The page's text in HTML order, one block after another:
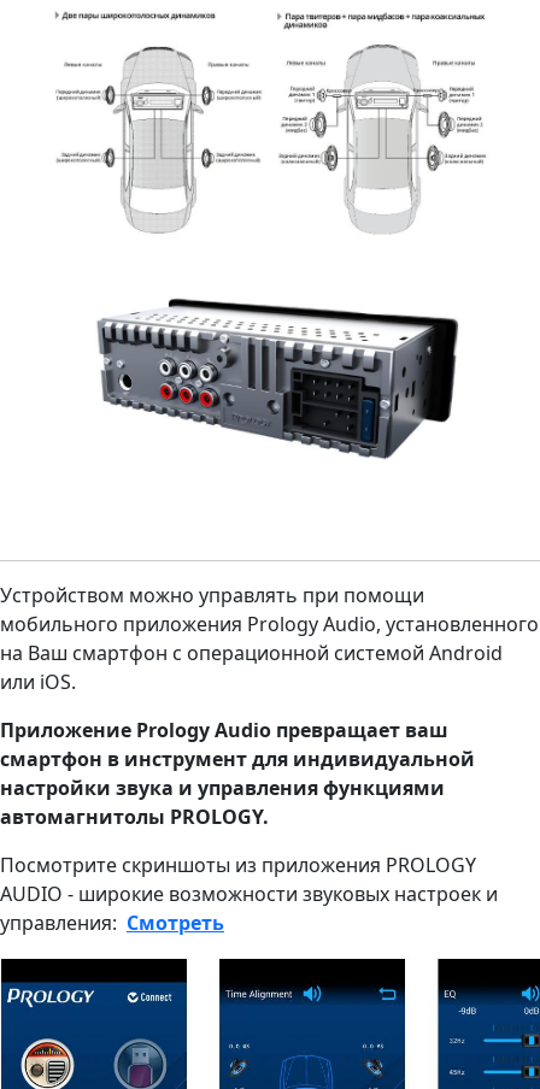
Устройством можно управлять при помощи
мобильного приложения Prology Audio, установленного
на Ваш смартфон с операционной системой Android
или iOS.
Приложение Prology Audio превращает ваш
смартфон в инструмент для индивидуальной
настройки звука и управления функциями
автомагнитолы PROLOGY.
Посмотрите скриншоты из приложения PROLOGY
AUDIO - широкие возможности звуковых настроек и
управления: Смотреть